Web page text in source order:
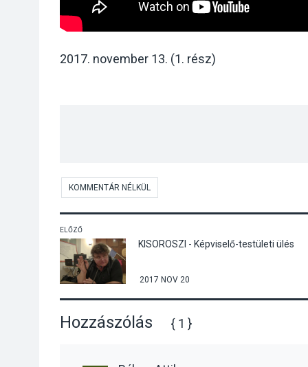
2017. november 13. (1. rész)
KOMMENTÁR NÉLKÜL
ELŐZŐ
KISOROSZI - Képviselő-testületi ülés
2017 NOV 20
Hozzászólás { 1 }